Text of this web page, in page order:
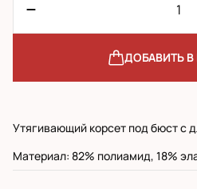
ДОБАВИТЬ
Утягивающий корсет под бюст с
Материал: 82% полиамид, 18%